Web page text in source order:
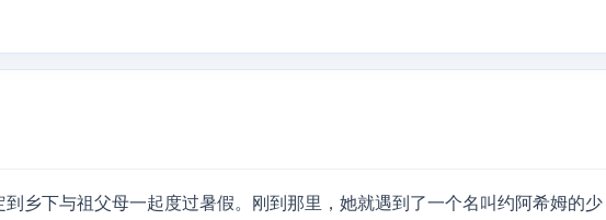
乡下与祖父母一起度过暑假。刚到那里，她就遇到了一个名叫约阿希姆的少